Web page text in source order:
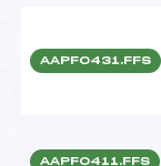
AAPF0431.FFS
AAPF0411.FFS